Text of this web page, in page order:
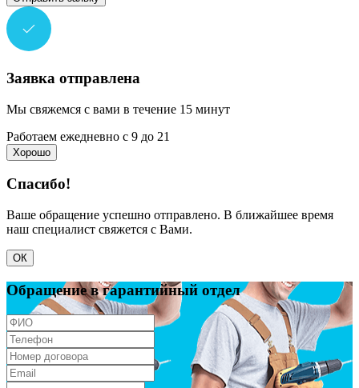
Заявка отправлена
Мы свяжемся с вами в течение 15 минут
Работаем ежедневно с 9 до 21
Хорошо
Спасибо!
Ваше обращение успешно отправлено. В ближайшее время
наш специалист свяжется с Вами.
ОК
Обращение в гарантийный отдел